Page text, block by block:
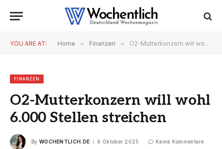
YOU ARE AT: Home » Finanzen » O2-Mutterkonzern will wohl 6.000 Stellen streichen
FINANZEN
O2-Mutterkonzern will wohl
6.000 Stellen streichen
By WOCHENTLICH.DE 6 Oktober 2025 Keine Kommentare